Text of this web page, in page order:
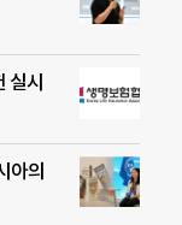
실시
아의